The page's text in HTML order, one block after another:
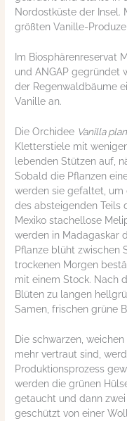
Nordostküste der Insel.
größten Vanille-
Im Biosphärenreservat
und ANGAP gegründet
der Regenwaldbäume
Vanille an.
Die Orchidee Vanilla
Kletterstiele mit
lebenden Stützen auf,
Sobald die Pflanzen
werden sie gefaltet,
des absteigenden Teils
Mexiko stachellose
werden in Madagaskar
Pflanze blüht zwischen
trockenen Morgen
mit einem Stock. Nach
Blüten zu langen
Samen, frischen grüne
Die schwarzen,
mehr vertraut sind,
Produktionsprozess
werden die grünen
getaucht und dann
geschützt von einer